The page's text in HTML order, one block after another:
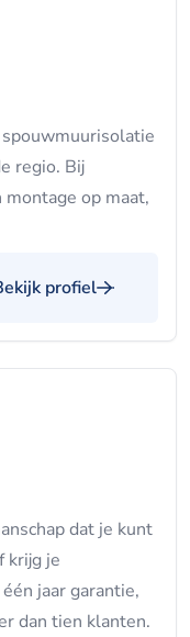
regio. Bij
op maat,
profiel
dat je kunt
krijg je
jaar garantie,
dan tien klanten.